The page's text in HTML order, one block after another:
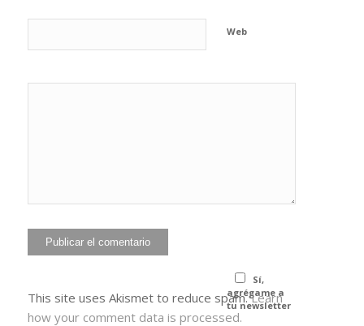
Web
Sí,
agrégame a
tu newsletter
This site uses Akismet to reduce spam.Learn
how your comment data is processed.